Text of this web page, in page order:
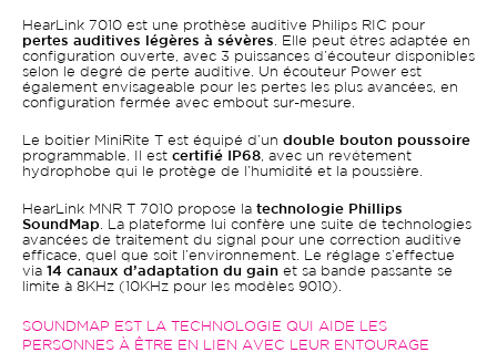
HearLink 7010 est une prothèse auditive Philips RIC pour
pertes auditives légères à sévères . Elle peut êtres adaptée en
configuration ouverte, avec 3 puissances d’écouteur disponibles
selon le degré de perte auditive. Un écouteur Power est
également envisageable pour les pertes les plus avancées, en
configuration fermée avec embout sur-mesure.
Le boitier MiniRite T est équipé d’un double bouton poussoire
programmable. Il est certifié IP68 , avec un revêtement
hydrophobe qui le protège de l’humidité et la poussière.
HearLink MNR T 7010 propose la technologie Phillips
SoundMap . La plateforme lui confère une suite de technologies
avancées de traitement du signal pour une correction auditive
efficace, quel que soit l’environnement. Le réglage s’effectue
via 14 canaux d’adaptation du gain et sa bande passante se
limite à 8KHz (10KHz pour les modèles 9010).
SOUNDMAP EST LA TECHNOLOGIE QUI AIDE LES
PERSONNES À ÊTRE EN LIEN AVEC LEUR ENTOURAGE